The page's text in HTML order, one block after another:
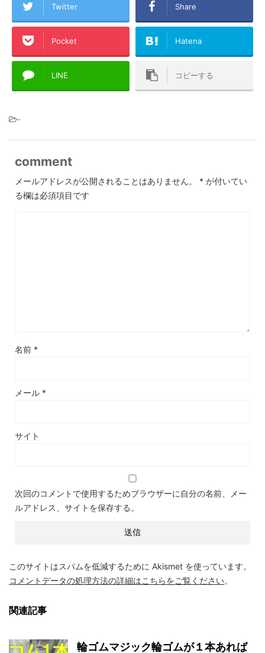
Twitter Share
Pocket Hatena
LINE コピーする
-
comment
メールアドレスが公開されることはありません。 * が付いてい
る欄は必須項目です
名前 *
メール *
サイト
次回のコメントで使用するためブラウザーに自分の名前、メー
ルアドレス、サイトを保存する。
このサイトはスパムを低減するために Akismet を使っています。
コメントデータの処理方法の詳細はこちらをご覧ください。
関連記事
輪ゴムマジック輪ゴムが１本あれば